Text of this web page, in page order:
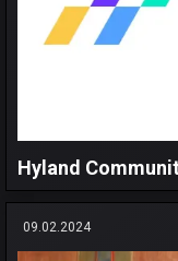
Hyland
09.02.2024